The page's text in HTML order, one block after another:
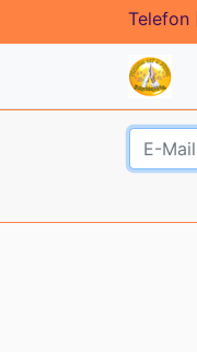
Telefon